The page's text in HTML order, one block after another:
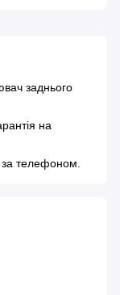
заднього
на
телефоном.